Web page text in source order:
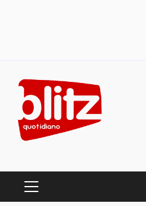
content
PRIMARY